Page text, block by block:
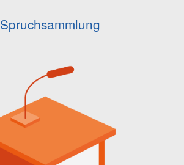
Spruchsammlung